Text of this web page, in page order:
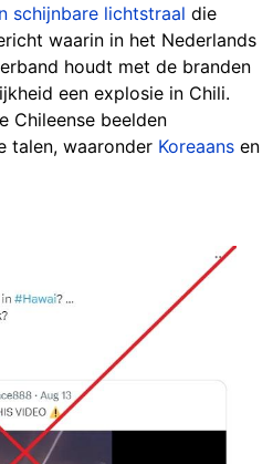
schijnbare lichtstraal die
waarin in het Nederlands
houdt met de branden
een explosie in Chili.
Chileense beelden
talen, waaronder Koreaans en